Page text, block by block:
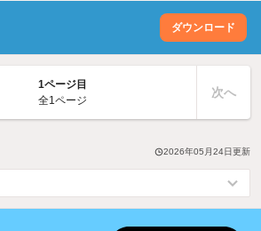
ダウンロード
1ページ目
全1ページ
次へ
2026年05月24日 更新